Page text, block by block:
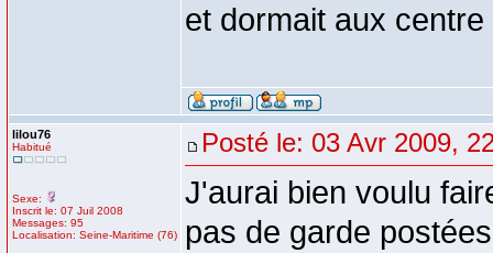
et dormait aux
lilou76
Habitué
Sexe:
Inscrit le: 07 Juil 2008
Messages: 95
Localisation: Seine-Maritime (76)
Posté le: 03 Avr 2009,
J'aurai bien voulu
pas de garde